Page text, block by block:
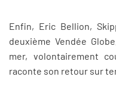
Enfin, Eric Bellion,
deuxième Vendée
mer, volontairement
raconte son retour sur